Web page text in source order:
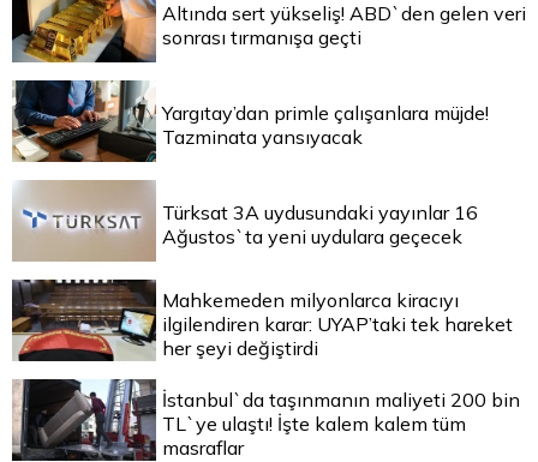
Altında sert yükseliş! ABD`den gelen veri
sonrası tırmanışa geçti
Yargıtay’dan primle çalışanlara müjde!
Tazminata yansıyacak
Türksat 3A uydusundaki yayınlar 16
Ağustos`ta yeni uydulara geçecek
Mahkemeden milyonlarca kiracıyı
ilgilendiren karar: UYAP’taki tek hareket
her şeyi değiştirdi
İstanbul`da taşınmanın maliyeti 200 bin
TL`ye ulaştı! İşte kalem kalem tüm
masraflar